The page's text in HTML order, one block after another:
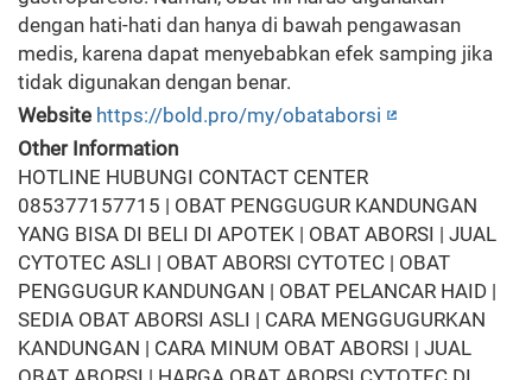
dengan hati-hati dan hanya di bawah pengawasan
medis, karena dapat menyebabkan efek samping jika
tidak digunakan dengan benar.
Website https://bold.pro/my/obataborsi
Other Information
HOTLINE HUBUNGI CONTACT CENTER
085377157715 | OBAT PENGGUGUR KANDUNGAN
YANG BISA DI BELI DI APOTEK | OBAT ABORSI | JUAL
CYTOTEC ASLI | OBAT ABORSI CYTOTEC | OBAT
PENGGUGUR KANDUNGAN | OBAT PELANCAR HAID |
SEDIA OBAT ABORSI ASLI | CARA MENGGUGURKAN
KANDUNGAN | CARA MINUM OBAT ABORSI | JUAL